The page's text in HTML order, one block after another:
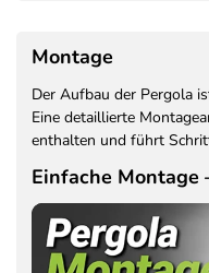
BREITE
166 mm
70 kg
Montage
Der Aufbau der Pergola
Eine detaillierte
enthalten und führt
Einfache